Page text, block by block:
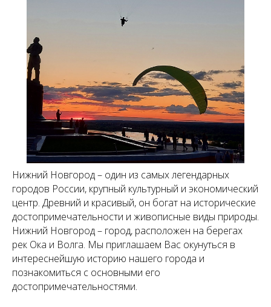
Обзорная экскурсия
Нижний Новгород – один из самых легендарных
городов России, крупный культурный и экономический
центр. Древний и красивый, он богат на исторические
достопримечательности и живописные виды природы.
Нижний Новгород – город, расположен на берегах
рек Ока и Волга. Мы приглашаем Вас окунуться в
интереснейшую историю нашего города и
познакомиться с основными его
достопримечательностями.